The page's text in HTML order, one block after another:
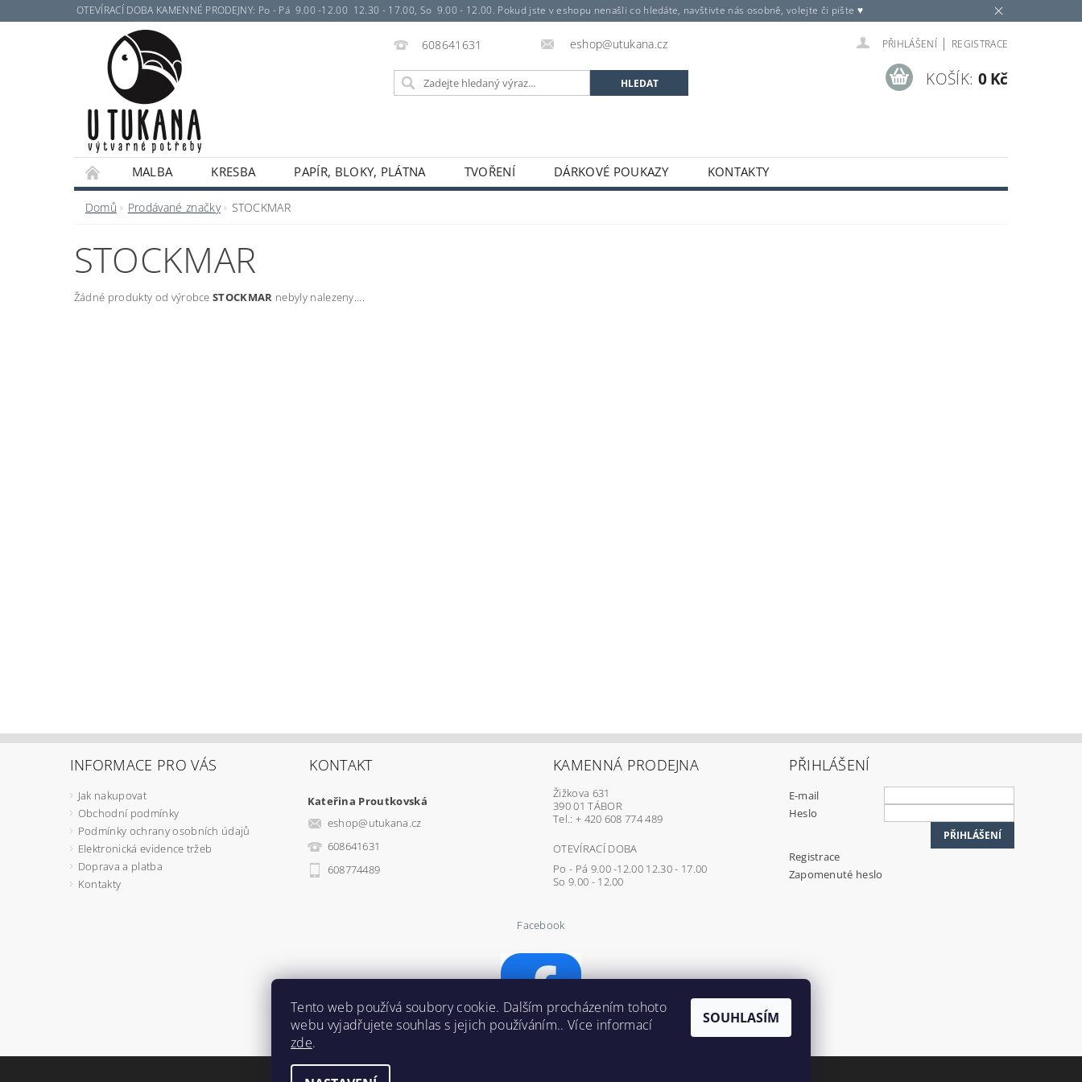
OTEVÍRACÍ DOBA KAMENNÉ PRODEJNY: Po - Pá 9.00 -12.00 12.30 - 17.00, So 9.00 - 12.00. Pokud jste v eshopu nenašli co hledáte, navštivte nás osobně, volejte či pište ♥
608641631 eshop@utukana.cz PŘIHLÁŠENÍ | REGISTRACE
KOŠÍK: 0 Kč
MALBA KRESBA PAPÍR, BLOKY, PLÁTNA TVOŘENÍ DÁRKOVÉ POUKAZY KONTAKTY
Domů Prodávané značky STOCKMAR
STOCKMAR
Žádné produkty od výrobceSTOCKMAR nebyly nalezeny....
INFORMACE PRO VÁS
Jak nakupovat
Obchodní podmínky
Podmínky ochrany osobních údajů
Elektronická evidence tržeb
Doprava a platba
Kontakty
KONTAKT
Kateřina Proutkovská
eshop@utukana.cz
608641631
608774489
KAMENNÁ PRODEJNA
Žižkova 631
390 01 TÁBOR
Tel.: + 420 608 774 489
OTEVÍRACÍ DOBA
Po - Pá 9.00 -12.00 12.30 - 17.00
So 9.00 - 12.00
PŘIHLÁŠENÍ
E-mail
Heslo
Registrace
Zapomenuté heslo
Facebook
Tento web používá soubory cookie. Dalším procházením tohoto
webu vyjadřujete souhlas s jejich používáním.. Více informací
zde.
SOUHLASÍM